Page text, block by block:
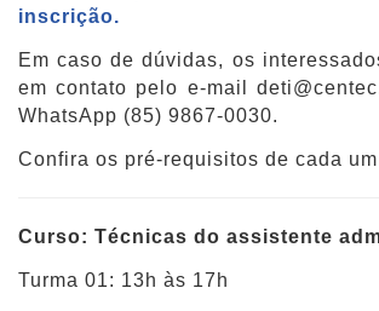
inscrição.
Em caso de dúvidas, os
em contato pelo e-mail
WhatsApp (85) 9867-0030.
Confira os pré-requisitos de cada
Curso: Técnicas do assistente
Turma 01: 13h às 17h